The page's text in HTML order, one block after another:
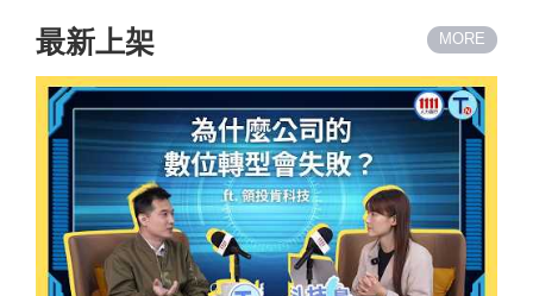
最新上架 MORE